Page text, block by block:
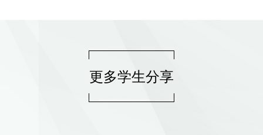
更多学生分享